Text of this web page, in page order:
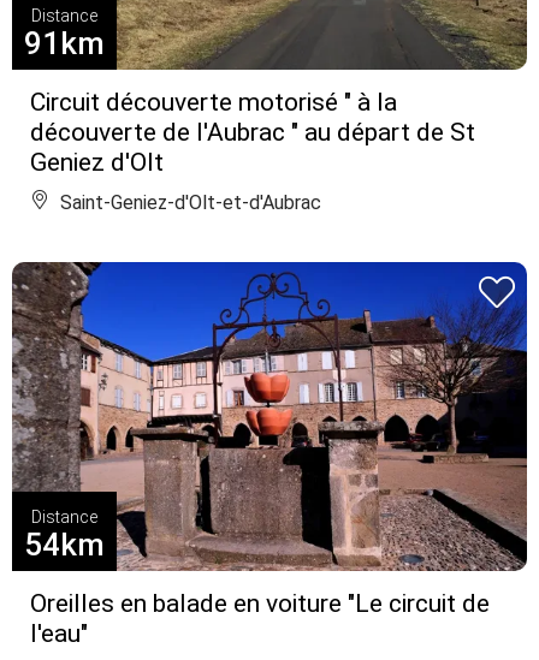
Circuit découverte motorisé " à la
découverte de l'Aubrac " au départ de St
Geniez d'Olt
Distance
91km
Saint-Geniez-d'Olt-et-d'Aubrac
Oreilles en balade en voiture "Le circuit de
l'eau"
Distance
54km